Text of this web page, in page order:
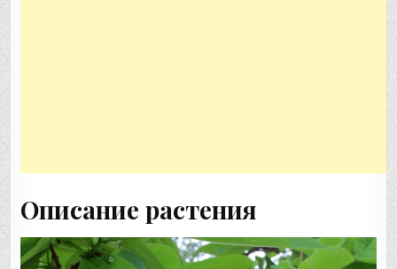
Описание растения